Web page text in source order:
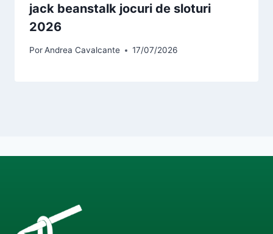
jack beanstalk jocuri de sloturi
2026
PorAndrea Cavalcante 17/07/2026